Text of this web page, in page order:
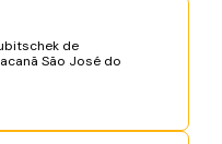
de
São José do